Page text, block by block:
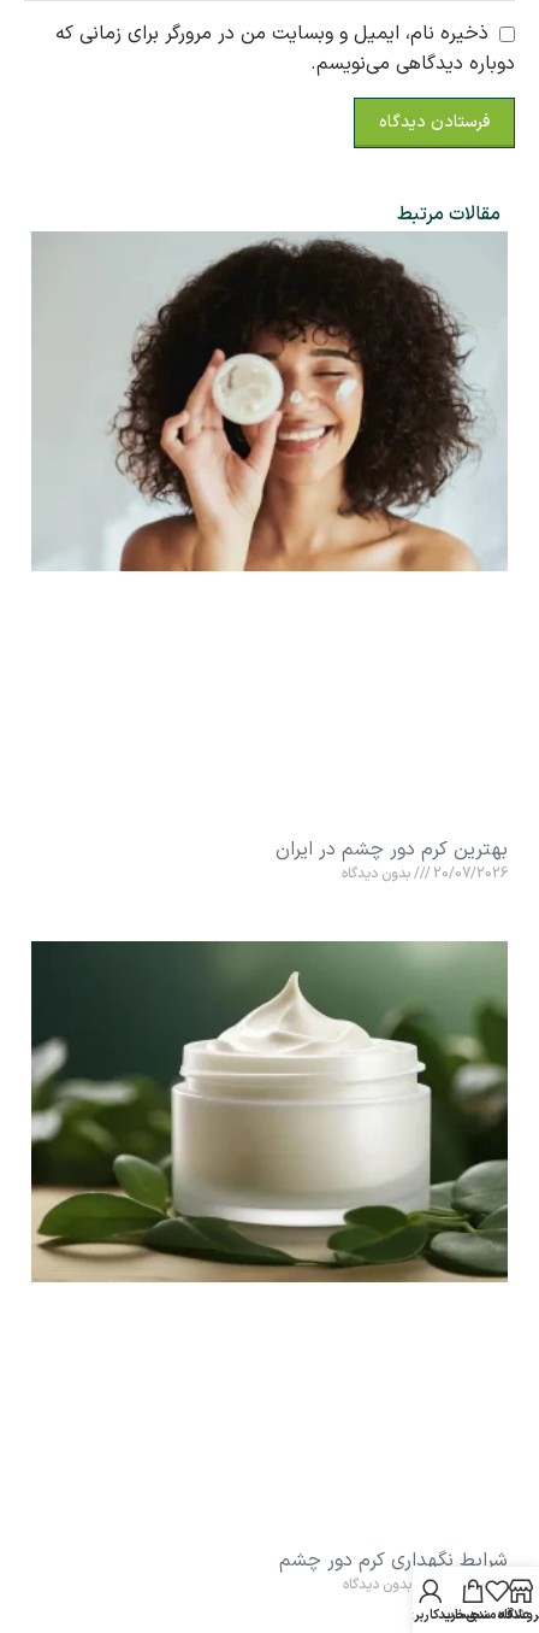
مقالات مرتبط
بهترین کرم دور چشم در ایران
20/07/2026 بدون دیدگاه
شرایط نگهداری کرم دور چشم
15/07/2026 بدون دیدگاه
ذخیره نام، ایمیل و وبسایت من در مرورگر برای زمانی که
دوباره دیدگاهی می‌نویسم.
علاقه مندیسبد خرید
حساب کاربری من